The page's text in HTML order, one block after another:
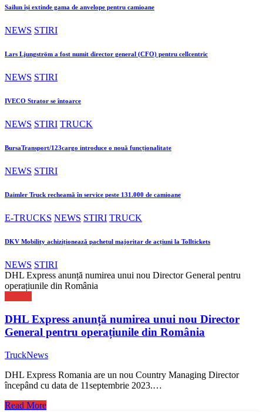
Sailun își extinde gama de anvelope pentru camioane
NEWS STIRI
Lars Ljungström a fost numit director general (CFO) pentru cellcentric
NEWS STIRI
IVECO Strator se întoarce
NEWS STIRI TRUCK
BursaTransport/123cargo introduce o nouă funcționalitate
NEWS STIRI
Daimler Truck recheamă în service peste 131.000 de camioane
E-TRUCKS NEWS STIRI TRUCK
DKV Mobility achiziționează pachetul majoritar de acțiuni la Tolltickets
NEWS STIRI
DHL Express anunță numirea unui nou Director General pentru
operațiunile din România
DHL Express anunță numirea unui nou Director
General pentru operațiunile din România
TruckNews
DHL Express Romania are un nou Country Managing Director
începând cu data de 11septembrie 2023.…
Read More